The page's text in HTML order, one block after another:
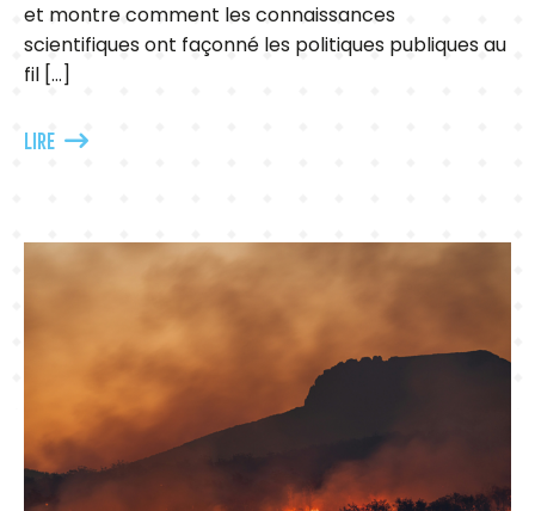
et montre comment les connaissances
scientifiques ont façonné les politiques publiques au
fil […]
LIRE